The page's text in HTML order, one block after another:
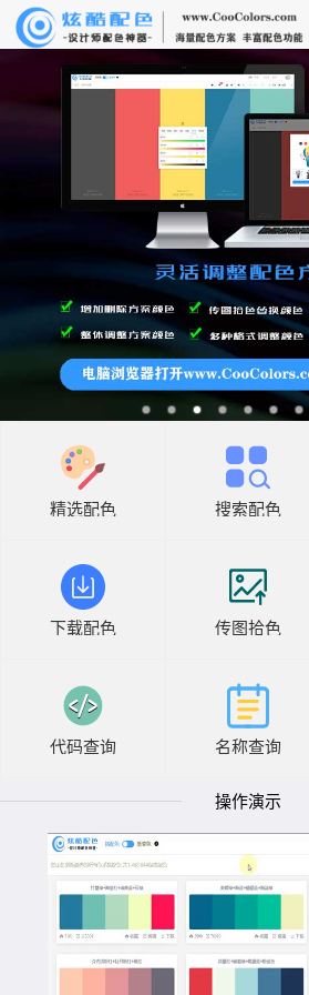
精选配色 搜索配色
下载配色 传图拾色
代码查询 名称查询
操作演示